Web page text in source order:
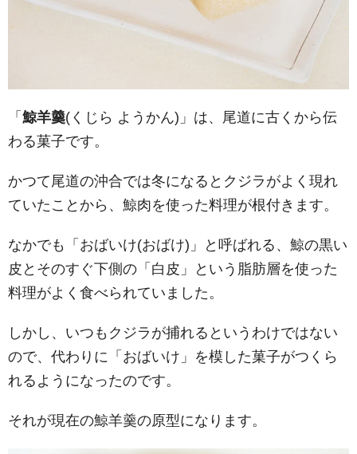
「 鯨羊羹(くじら ようかん)」は、尾道に古くから伝
わる菓子です。
かつて尾道の沖合では冬になるとクジラがよく現れ
ていたことから、鯨肉を使った料理が根付きます。
なかでも「おばいけ(おばけ)」と呼ばれる、鯨の黒い
皮とそのすぐ下側の「白皮」という脂肪層を使った
料理がよく食べられていました。
しかし、いつもクジラが捕れるというわけではない
ので、代わりに「おばいけ」を模した菓子がつくら
れるようになったのです。
それが現在の鯨羊羹の原型になります。